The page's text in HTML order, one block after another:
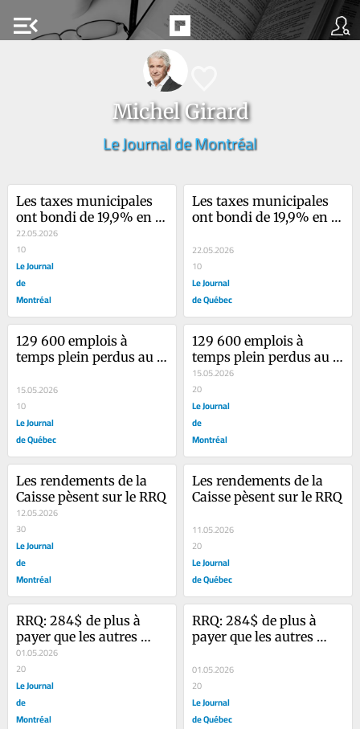
menu_open
Michel Girard
Le Journal de Montréal
Les taxes municipales
ont bondi de 19,9% en 3
ans
22.05.2026
10
Le Journal
de
Montréal
Les taxes municipales
ont bondi de 19,9% en 3
22.05.2026
10
Le Journal
de Québec
129 600 emplois à
temps plein perdus au
15.05.2026
10
Le Journal
de Québec
129 600 emplois à
temps plein perdus au
Québec
15.05.2026
20
Le Journal
de
Montréal
Les rendements de la
Caisse pèsent sur le RRQ
12.05.2026
30
Le Journal
de
Montréal
Les rendements de la
Caisse pèsent sur le RRQ
11.05.2026
20
Le Journal
de Québec
RRQ: 284$ de plus à
payer que les autres
Canadiens
01.05.2026
20
Le Journal
de
Montréal
RRQ: 284$ de plus à
payer que les autres
01.05.2026
20
Le Journal
de Québec